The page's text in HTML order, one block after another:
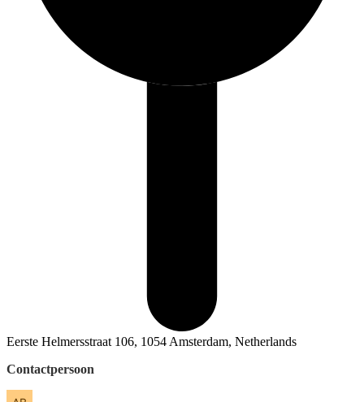
Eerste Helmersstraat 106, 1054 Amsterdam, Netherlands
Contactpersoon